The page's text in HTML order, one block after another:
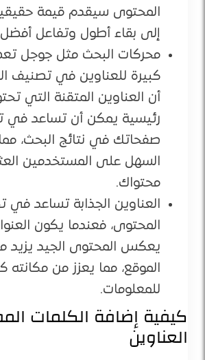
المحتوى سيقدم قيمة
إلى بقاء أطول وتفاعل
محركات البحث مثل جوجل
كبيرة للعناوين في تصنيف
أن العناوين المتقنة التي
رئيسية يمكن أن تساعد في
صفحاتك في نتائج البحث،
السهل على المستخدمين
محتواك.
العناوين الجذابة تساعد في
المحتوى، فعندما يكون
يعكس المحتوى الجيد يزيد
الموقع، مما يعزز من
للمعلومات.
كيفية إضافة الكلمات
العناوين